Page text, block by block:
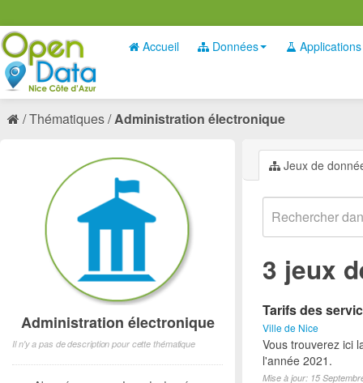
Accueil Données Applications
Thématiques Administration électronique
Jeux de
3 jeux
Tarifs des
Ville de Nice
Vous trouverez ici
l'année 2021.
Mise à jour: 15
Administration électronique
Il n'y a pas de description pour cette thématique